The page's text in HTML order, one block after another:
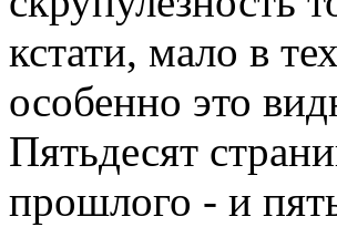
кстати, мало в
особенно это
Пятьдесят
прошлого - и